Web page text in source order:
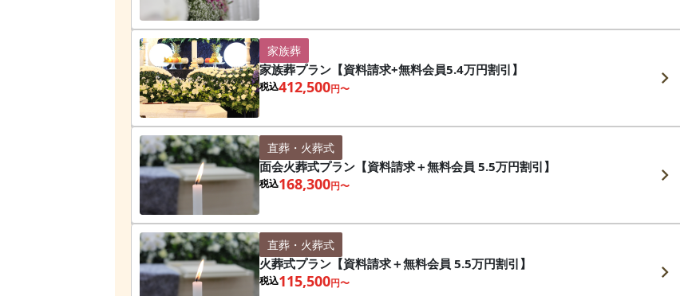
家族葬
家族葬プラン【資料請求+無料会員5.4万円割引】
税込412,500円〜
直葬・火葬式
面会火葬式プラン【資料請求＋無料会員 5.5万円割引】
税込168,300円〜
直葬・火葬式
火葬式プラン【資料請求＋無料会員 5.5万円割引】
税込115,500円〜